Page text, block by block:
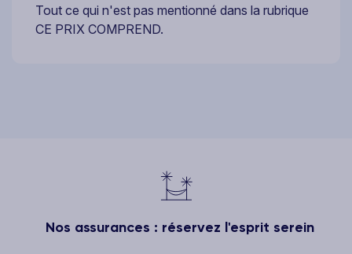
Tout ce qui n'est pas mentionné dans la rubrique
CE PRIX COMPREND.
Nos assurances : réservez l'esprit serein